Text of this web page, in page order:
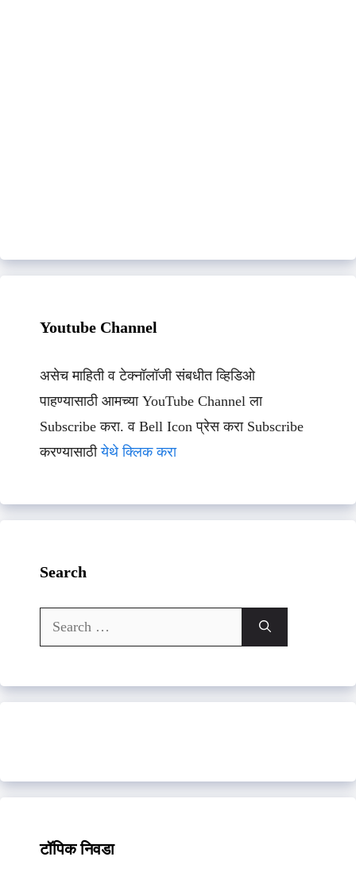
Youtube Channel
असेच माहिती व टेक्नॉलॉजी संबधीत व्हिडिओ
पाहण्यासाठी आमच्या YouTube Channel ला
Subscribe करा. व Bell Icon प्रेस करा Subscribe
करण्यासाठीयेथे क्लिक करा
Search
Search
for:
टॉपिक निवडा